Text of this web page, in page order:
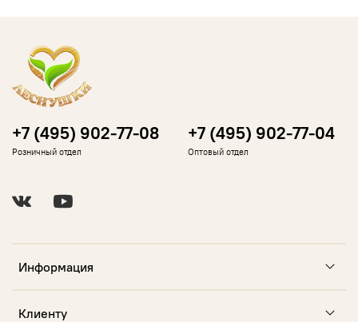
Информация
Клиенту
+7 (495) 902-77-08
Розничный отдел
+7 (495) 902-77-04
Оптовый отдел